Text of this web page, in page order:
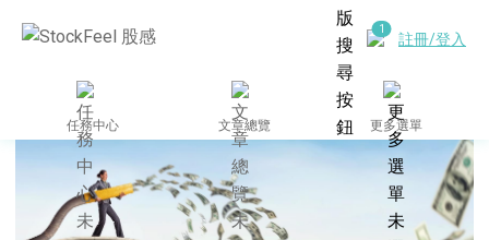
註冊/登入
任務中心 文章總覽 更多選單